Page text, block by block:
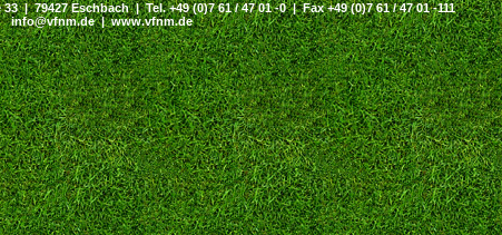
| 79427 Eschbach | Tel. +49 (0)7 61 / 47 01 -0 | Fax +49 (0)7 61 / 47 01 -111
info@vfnm.de |www.vfnm.de